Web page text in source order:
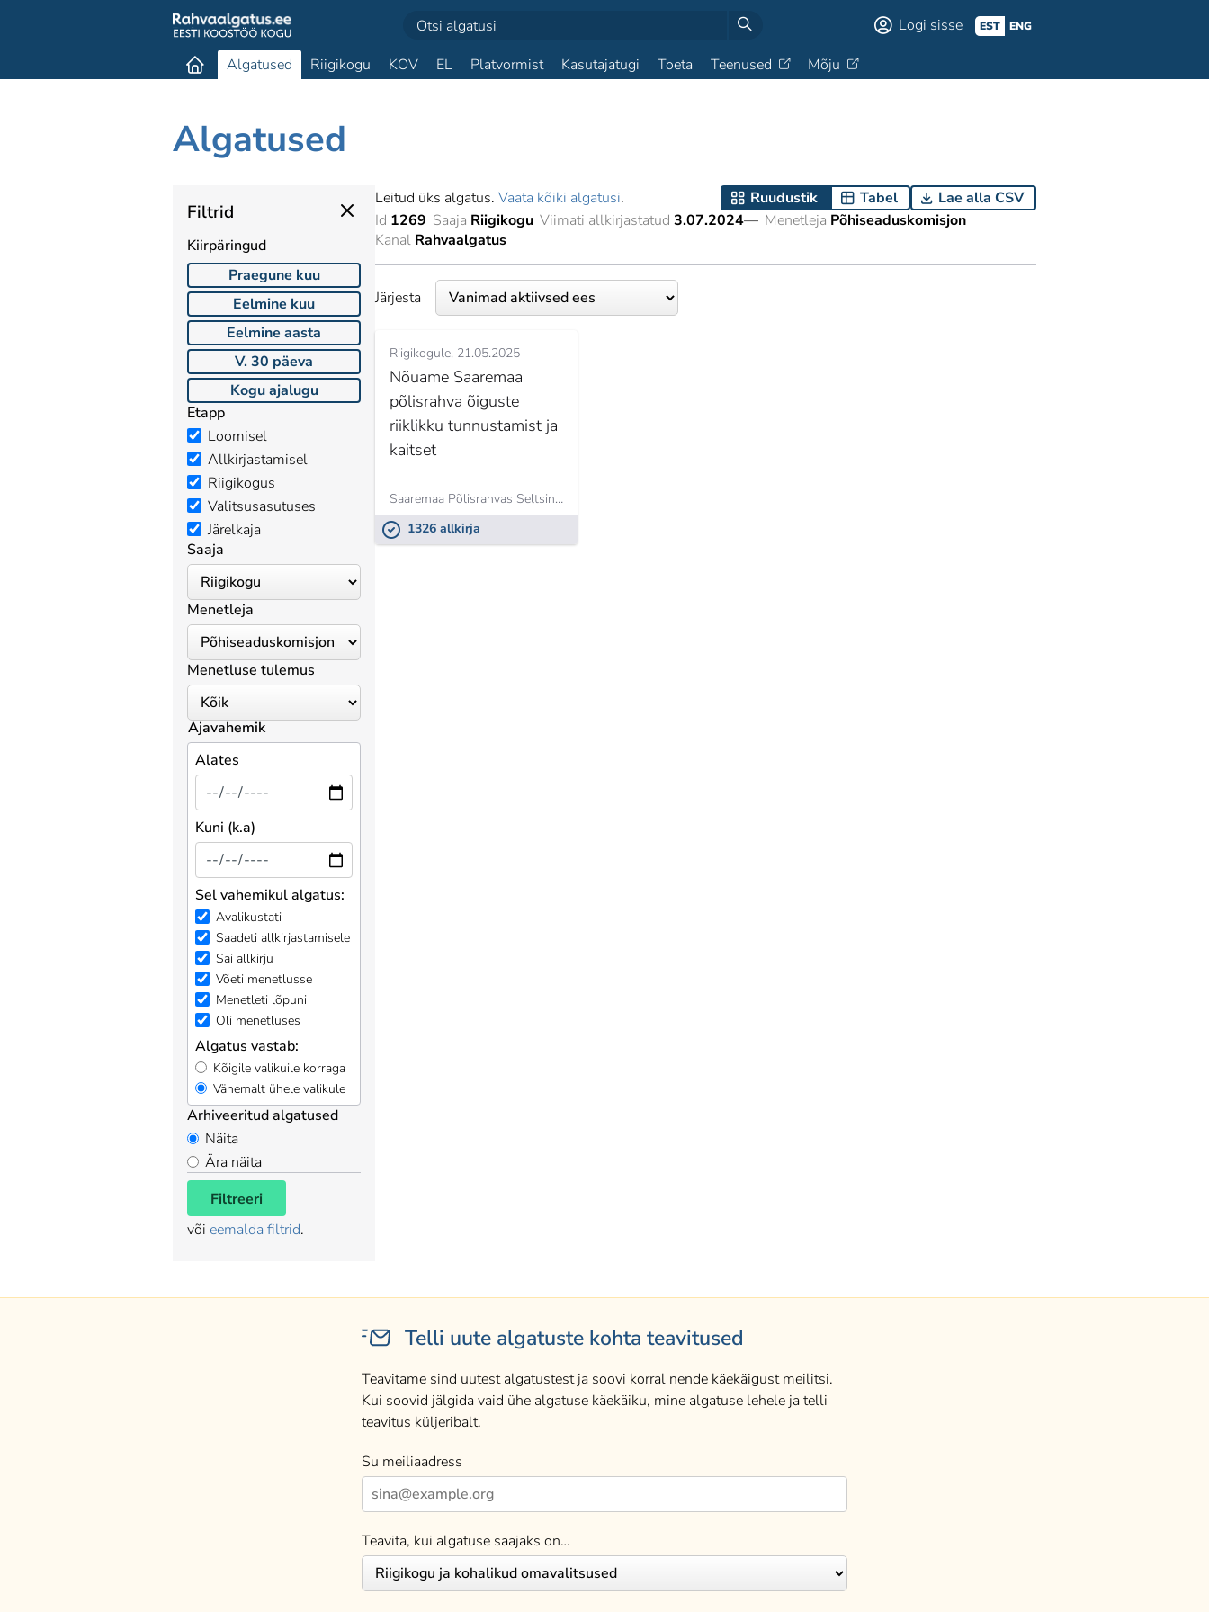
Logi sisse EST ENG
Algatused Riigikogu KOV EL Platvormist Kasutajatugi Toeta Teenused Mõju
Algatused
Filtrid
Kiirpäringud
Praegune kuu
Eelmine kuu
Eelmine aasta
V. 30 päeva
Kogu ajalugu
Etapp
Loomisel
Allkirjastamisel
Riigikogus
Valitsusasutuses
Järelkaja
Saaja
Menetleja
Menetluse tulemus
Ajavahemik
Alates
Kuni (k.a)
Sel vahemikul algatus:
Avalikustati
Saadeti allkirjastamisele
Sai allkirju
Võeti menetlusse
Menetleti lõpuni
Oli menetluses
Algatus vastab:
Kõigile valikuile korraga
Vähemalt ühele valikule
Arhiveeritud algatused
Näita
Ära näita
Filtreeri
või eemalda filtrid.
Leitud üks algatus. Vaata kõiki algatusi. Ruudustik Tabel
Lae alla CSV
Id 1269 Saaja Riigikogu Viimati allkirjastatud 3.07.2024— Menetleja Põhiseaduskomisjon
Kanal Rahvaalgatus
Järjesta
Riigikogule 21.05.2025
Nõuame Saaremaa
põlisrahva õiguste
riiklikku tunnustamist ja
kaitset
Saaremaa Põlisrahvas Seltsing,
1326 allkirja
Telli uute algatuste kohta teavitused
Teavitame sind uutest algatustest ja soovi korral nende käekäigust meilitsi.
Kui soovid jälgida vaid ühe algatuse käekäiku, mine algatuse lehele ja telli
teavitus küljeribalt.
Su meiliaadress
Teavita, kui algatuse saajaks on…